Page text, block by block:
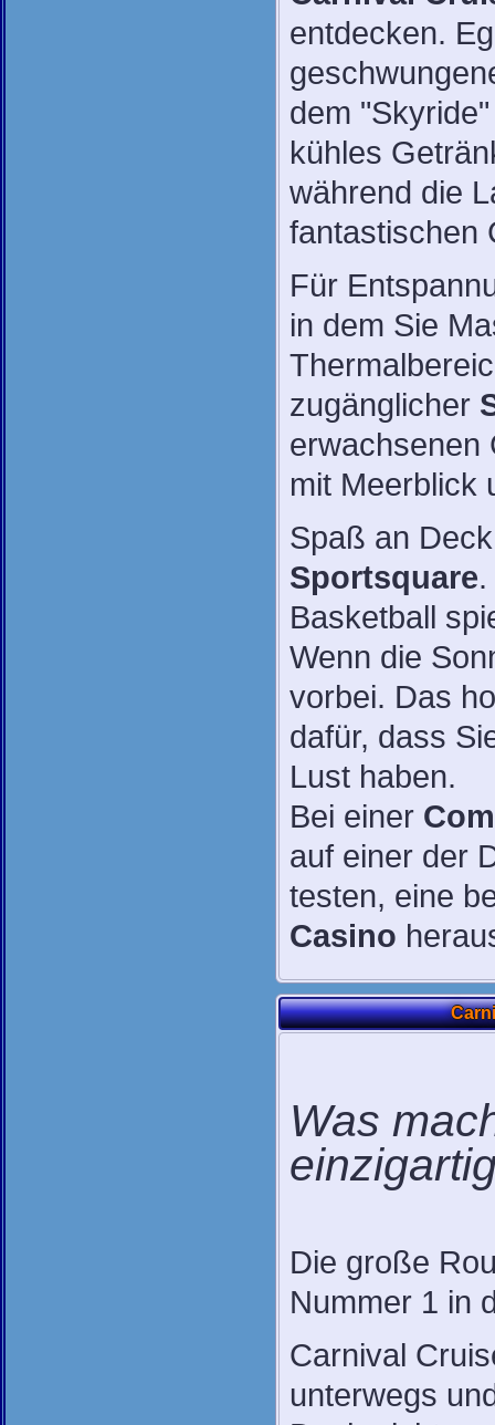
entdecken.
dem
kühles
während die
fantastischen
Für
in dem Sie
zugänglicher
erwachsenen
mit Meerblick
Spaß an
Sportsquare
Basketball
Wenn die
vorbei. Das
dafür, dass
Lust haben.
Bei einer
auf einer der
testen, eine
Casino
Was
Die große
Nummer 1 in
Carnival
unterwegs